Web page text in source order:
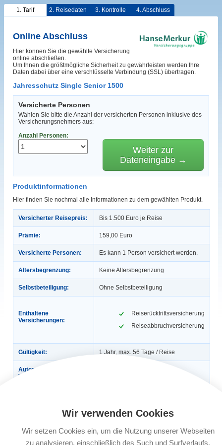
1. Tarif 2. Reisedaten 3. Kontrolle 4. Abschluss
Online Abschluss
Hier können Sie die gewählte Versicherung
online abschließen.
Um Ihnen die größtmögliche Sicherheit zu gewährleisten werden Ihre
Daten dabei über eine verschlüsselte Verbindung (SSL) übertragen.
Jahresschutz Single Senior 1500
Versicherte Personen
Wählen Sie bitte die Anzahl der versicherten Personen inklusive des
Versicherungsnehmers aus:
Anzahl Personen:
Weiter zur
Dateneingabe →
Produktinformationen
Hier finden Sie nochmal alle Informationen zu dem gewählten Produkt.
Versicherter Reisepreis: Bis 1.500 Euro je Reise
Prämie: 159,00 Euro
Versicherte Personen: Es kann 1 Person versichert werden.
Altersbegrenzung: Keine Altersbegrenzung
Selbstbeteiligung: Ohne Selbstbeteiligung
Enthaltene
Versicherungen:
Reiserücktrittsversicherung
Reiseabbruchversicherung
Gültigkeit: 1 Jahr, max. 56 Tage / Reise
Automatische
Verlängerung:
sofort bei Buchung, jedoch spätestens
30 Tage vor Reiseantritt,
Reisebuchung und Reiseantritt
weniger als 30 Tage, muss der
Abschluss der Reiseversicherung
Wir verwenden Cookies
Wir setzen Cookies ein, um die Nutzung unserer Webseiten
zu analysieren, einschließlich des Such und Surfverlaufs,